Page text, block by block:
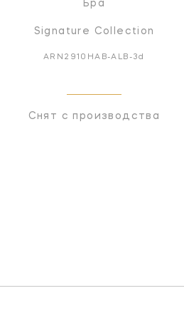
Бра
Signature Collection
ARN2910HAB-ALB-3d
Снят с производства